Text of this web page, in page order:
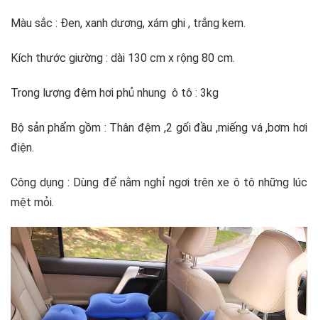
Màu sắc : Đen, xanh dương, xám ghi , trắng kem.
Kích thước giường : dài 130 cm x rộng 80 cm.
Trong lượng đệm hơi phủ nhung ô tô : 3kg
Bộ sản phẩm gồm : Thân đệm ,2 gối đầu ,miếng vá ,bơm hơi
điện.
Công dụng : Dùng để nằm nghỉ ngơi trên xe ô tô những lúc
mệt mỏi.